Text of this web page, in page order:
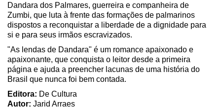
Dandara dos Palmares, guerreira e companheira de
Zumbi, que luta à frente das formações de palmarinos
dispostos a reconquistar a liberdade de a dignidade para
si e para seus irmãos escravizados.
"As lendas de Dandara" é um romance apaixonado e
apaixonante, que conquista o leitor desde a primeira
página e ajuda a preencher lacunas de uma história do
Brasil que nunca foi bem contada.
Editora: De Cultura
Autor: Jarid Arraes